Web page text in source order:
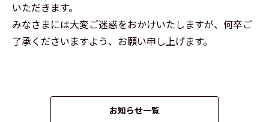
いただきます。
みなさまには大変ご迷惑をおかけいたしますが、何卒ご
了承くださいますよう、お願い申し上げます。
お知らせ一覧